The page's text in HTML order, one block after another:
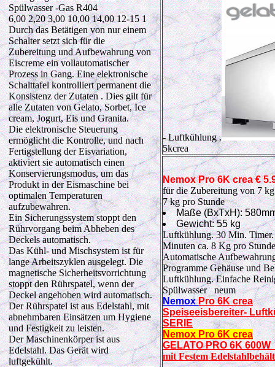
Spülwasser -Gas R404
6,00 2,20 3,00 10,00 14,00 12-15 1
Durch das Betätigen von nur einem
Schalter setzt sich für die
Zubereitung und Aufbewahrung von
Eiscreme ein vollautomatischer
Prozess in Gang. Eine elektronische
Schalttafel kontrolliert permanent die
Konsistenz der Zutaten . Dies gilt für
alle Zutaten von Gelato, Sorbet, Ice
cream, Jogurt, Eis und Granita.
Die elektronische Steuerung
ermöglicht die Kontrolle, und nach
Fertigstellung der Eisvariation,
aktiviert sie automatisch einen
Konservierungsmodus, um das
Produkt in der Eismaschine bei
optimalen Temperaturen
aufzubewahren.
Ein Sicherungssystem stoppt den
Rührvorgang beim Abheben des
Deckels automatisch.
Das Kühl- und Mischsystem ist für
lange Arbeitszyklen ausgelegt. Die
magnetische Sicherheitsvorrichtung
stoppt den Rührspatel, wenn der
Deckel angehoben wird automatisch.
Der Rührspatel ist aus Edelstahl, mit
abnehmbaren Einsätzen um Hygiene
und Festigkeit zu leisten.
Der Maschinenkörper ist aus
Edelstahl. Das Gerät wird
luftgekühlt.
- Luftkühlung .
5kcrea
NemoxPro 6Kcrea€
für die Zubereitung von 7
7 kg pro Stunde
Maße (BxTxH):
Gewicht: 55 kg
Luftkühlung. 30 Min.
Minuten ca. 8 Kg pro
Automatische
Programme Gehäuse und
Luftkühlung. Einfache
Spülwasser neum
NemoxPro 6Kcrea
Speiseeisbereiter-
SERIE
Nemox Pro 6K crea
GELATO PRO 6K
mit Festem